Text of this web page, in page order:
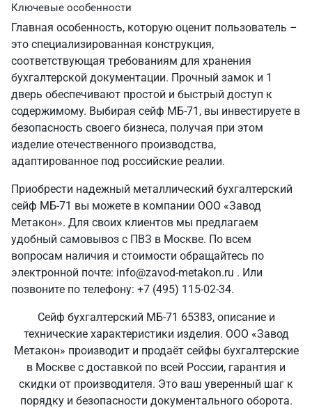
Ключевые особенности
Главная особенность, которую оценит пользователь –
это специализированная конструкция,
соответствующая требованиям для хранения
бухгалтерской документации. Прочный замок и 1
дверь обеспечивают простой и быстрый доступ к
содержимому. Выбирая сейф МБ-71, вы инвестируете в
безопасность своего бизнеса, получая при этом
изделие отечественного производства,
адаптированное под российские реалии.
Приобрести надежный металлический бухгалтерский
сейф МБ-71 вы можете в компании ООО «Завод
Метакон». Для своих клиентов мы предлагаем
удобный самовывоз с ПВЗ в Москве. По всем
вопросам наличия и стоимости обращайтесь по
электронной почте: info@zavod-metakon.ru . Или
позвоните по телефону: +7 (495) 115-02-34.
Сейф бухгалтерский МБ-71 65383, описание и
технические характеристики изделия. ООО «Завод
Метакон» производит и продаёт сейфы бухгалтерские
в Москве с доставкой по всей России, гарантия и
скидки от производителя. Это ваш уверенный шаг к
порядку и безопасности документального оборота.